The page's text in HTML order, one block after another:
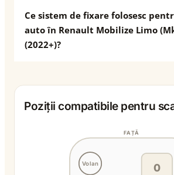
Ce sistem de fixare folosesc
auto în Renault Mobilize Limo
(2022+)?
Poziții compatibile pentru
Volan
FAȚĂ
0